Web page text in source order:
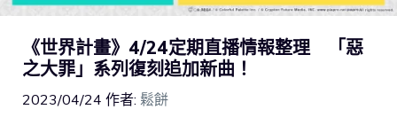
《世界計畫》4/24定期直播情報整理 「惡
之大罪」系列復刻追加新曲！
2023/04/24 作者: 鬆餅